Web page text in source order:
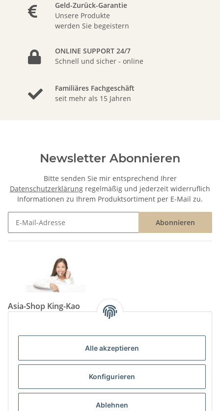
Alle akzeptieren
Konfigurieren
Ablehnen
Geld-Zurück-Garantie
Unsere Produkte
werden Sie begeistern
ONLINE SUPPORT 24/7
Schnell und sicher - online
Familiäres Fachgeschäft
seit mehr als 15 Jahren
Newsletter Abonnieren
Bitte senden Sie mir entsprechend Ihrer
Datenschutzerklärung regelmäßig und jederzeit widerruflich
Informationen zu Ihrem Produktsortiment per E-Mail zu.
Abonnieren
Asia-Shop King-Kao
Tel: (06825) 499-104
info@king-kao.de
Öffnungszeiten (Mo-Sa.) 9:00 - 19:00
Gesetzliche Informationen